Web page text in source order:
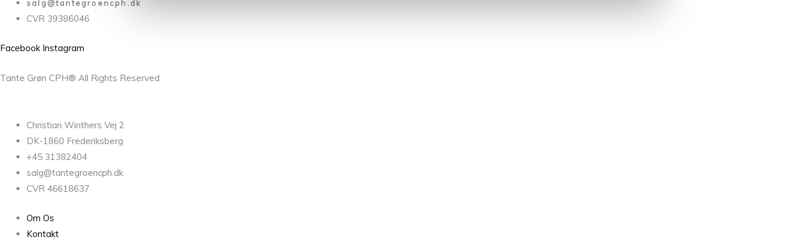
salg@tantegroencph.dk
CVR 39386046
Facebook Instagram
Tante Grøn CPH® All Rights Reserved
Christian Winthers Vej 2
DK-1860 Frederiksberg
+45 31382404
salg@tantegroencph.dk
CVR 46618637
Om Os
Kontakt